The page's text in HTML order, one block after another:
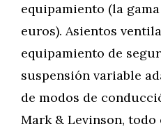
equipamiento (la
euros). Asientos
equipamiento de
suspensión variable
de modos de
Mark & Levinson, todo